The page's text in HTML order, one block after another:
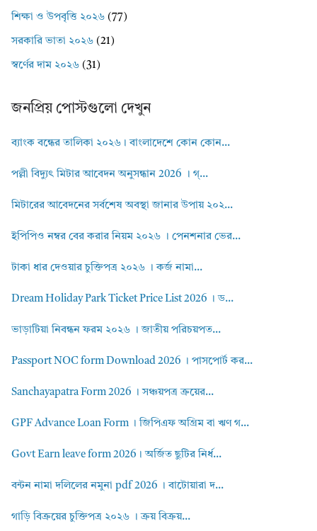
শিক্ষা ও উপবৃত্তি ২০২৬ (77)
সরকারি ভাতা ২০২৬ (21)
স্বর্ণের দাম ২০২৬ (31)
জনপ্রিয় পোস্টগুলো দেখুন
ব্যাংক বন্ধের তালিকা ২০২৬। বাংলাদেশে কোন কোন...
পল্লী বিদ্যুৎ মিটার আবেদন অনুসন্ধান 2026 । গ্...
মিটারের আবেদনের সর্বশেষ অবস্থা জানার উপায় ২০২...
ইপিপিও নম্বর বের করার নিয়ম ২০২৬ । পেনশনার ভের...
টাকা ধার দেওয়ার চুক্তিপত্র ২০২৬ । কর্জ নামা...
Dream Holiday Park Ticket Price List 2026 । ড...
ভাড়াটিয়া নিবন্ধন ফরম ২০২৬ । জাতীয় পরিচয়পত...
Passport NOC form Download 2026 । পাসপোর্ট কর...
Sanchayapatra Form 2026 । সঞ্চয়পত্র ক্রয়ের...
GPF Advance Loan Form । জিপিএফ অগ্রিম বা ঋণ গ...
Govt Earn leave form 2026। অর্জিত ছুটির নির্ধ...
বন্টন নামা দলিলের নমুনা pdf 2026 । বাটোয়ারা দ...
গাড়ি বিক্রয়ের চুক্তিপত্র ২০২৬ । ক্রয় বিক্রয়...